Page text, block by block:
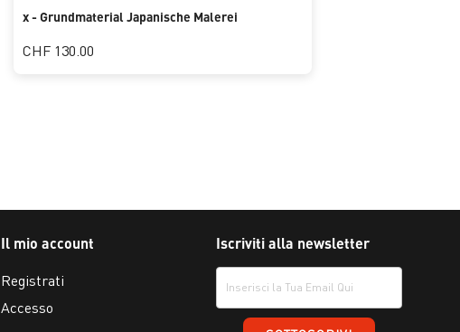
x - Grundmaterial Japanische Malerei
CHF 130.00
Il mio account
Registrati
Accesso
Iscriviti alla newsletter